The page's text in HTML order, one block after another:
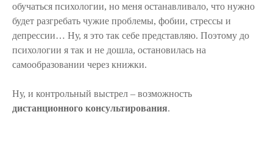
обучаться психологии, но меня останавливало, что нужно
будет разгребать чужие проблемы, фобии, стрессы и
депрессии… Ну, я это так себе представляю. Поэтому до
психологии я так и не дошла, остановилась на
самообразовании через книжки.
Ну, и контрольный выстрел – возможность
дистанционного консультирования.